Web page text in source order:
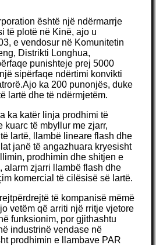
është një ndërmarrje
të plotë në Kinë, ajo u
e vendosur në Komunitetin
Distrikti Longhua,
punishteje prej 5000
sipërfaqe ndërtimi konvikti
ka 200 punonjës, duke
lartë dhe të ndërmjetëm.
ka katër linja prodhimi të
kuarc të mbyllur me zjarr,
lartë, llambë lineare flash dhe
janë të angazhuara kryesisht
prodhimin dhe shitjen e
alarm zjarri llambë flash dhe
komercial të cilësisë së lartë.
të kompanisë mëmë
vetëm që arriti një rritje vjetore
funksionim, por gjithashtu
industrinë vendase në
prodhimin e llambave PAR